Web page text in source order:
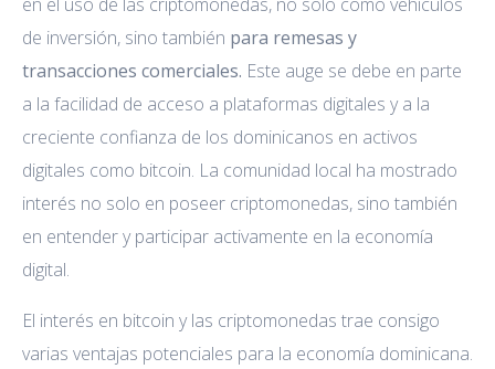
de inversión, sino también para remesas y
transacciones comerciales. Este auge se debe en parte
a la facilidad de acceso a plataformas digitales y a la
creciente confianza de los dominicanos en activos
digitales como bitcoin. La comunidad local ha mostrado
interés no solo en poseer criptomonedas, sino también
en entender y participar activamente en la economía
digital.
El interés en bitcoin y las criptomonedas trae consigo
varias ventajas potenciales para la economía dominicana.